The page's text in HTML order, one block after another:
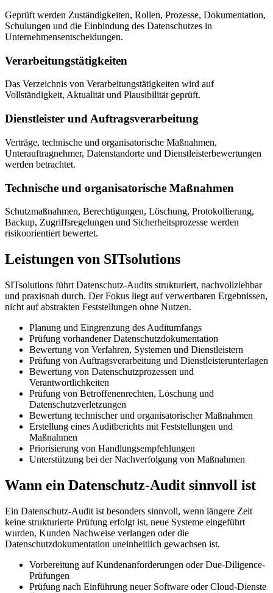
Geprüft werden Zuständigkeiten, Rollen, Prozesse, Dokumentation,
Schulungen und die Einbindung des Datenschutzes in
Unternehmensentscheidungen.
Verarbeitungstätigkeiten
Das Verzeichnis von Verarbeitungstätigkeiten wird auf
Vollständigkeit, Aktualität und Plausibilität geprüft.
Dienstleister und Auftragsverarbeitung
Verträge, technische und organisatorische Maßnahmen,
Unterauftragnehmer, Datenstandorte und Dienstleisterbewertungen
werden betrachtet.
Technische und organisatorische Maßnahmen
Schutzmaßnahmen, Berechtigungen, Löschung, Protokollierung,
Backup, Zugriffsregelungen und Sicherheitsprozesse werden
risikoorientiert bewertet.
Leistungen von SITsolutions
SITsolutions führt Datenschutz-Audits strukturiert, nachvollziehbar
und praxisnah durch. Der Fokus liegt auf verwertbaren Ergebnissen,
nicht auf abstrakten Feststellungen ohne Nutzen.
Planung und Eingrenzung des Auditumfangs
Prüfung vorhandener Datenschutzdokumentation
Bewertung von Verfahren, Systemen und Dienstleistern
Prüfung von Auftragsverarbeitung und Dienstleisterunterlagen
Bewertung von Datenschutzprozessen und
Verantwortlichkeiten
Prüfung von Betroffenenrechten, Löschung und
Datenschutzverletzungen
Bewertung technischer und organisatorischer Maßnahmen
Erstellung eines Auditberichts mit Feststellungen und
Maßnahmen
Priorisierung von Handlungsempfehlungen
Unterstützung bei der Nachverfolgung von Maßnahmen
Wann ein Datenschutz-Audit sinnvoll ist
Ein Datenschutz-Audit ist besonders sinnvoll, wenn längere Zeit
keine strukturierte Prüfung erfolgt ist, neue Systeme eingeführt
wurden, Kunden Nachweise verlangen oder die
Datenschutzdokumentation uneinheitlich gewachsen ist.
Vorbereitung auf Kundenanforderungen oder Due-Diligence-
Prüfungen
Prüfung nach Einführung neuer Software oder Cloud-Dienste